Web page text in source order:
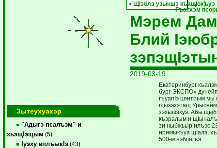
Зытеухуахэр
"Адыгэ псалъэм" и
хьэщIэщым (5)
Iуэху еплъыкIэ (43)
« ЩIэблэ узыншэ къащIохъуэ
Гъатхэм
Мэрем
Блий
2019-03-19
Екатеринбург
бург-ЭКСПО»
гъуапIэ центрым мы
щызэхэтащ
зэхьэзэхуэ. Абы
къэралым и
зи ныбжьыр илъэс
иримыкъуа щIалэ,
500-м нэблагъэ.